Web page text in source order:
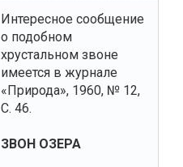
Интересное сообщение
о подобном
хрустальном звоне
имеется в журнале
«Природа», 1960, № 12,
С. 46.
ЗВОН ОЗЕРА